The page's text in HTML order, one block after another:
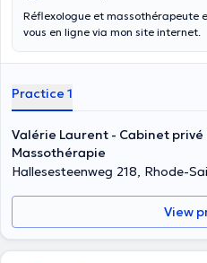
Réflexologue et massothérapeute
vous en ligne via mon site internet.
Practice 1
Valérie Laurent - Cabinet
Massothérapie
Hallesesteenweg 218, Rhode-
View